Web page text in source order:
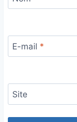
E-mail *
Site